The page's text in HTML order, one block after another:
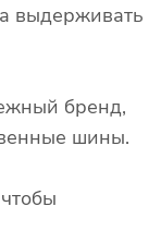
выдерживать
бренд,
шины.